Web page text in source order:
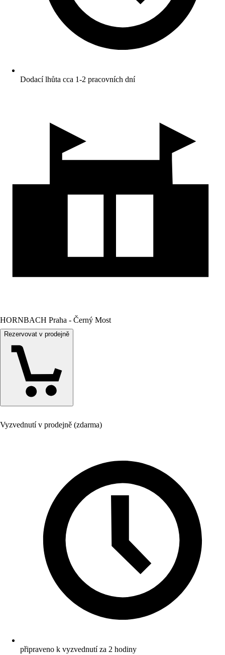
Dodací lhůta cca 1-2 pracovních dní
HORNBACH Praha - Černý Most
Rezervovat v prodejně
Vyzvednutí v prodejně (zdarma)
připraveno k vyzvednutí za 2 hodiny